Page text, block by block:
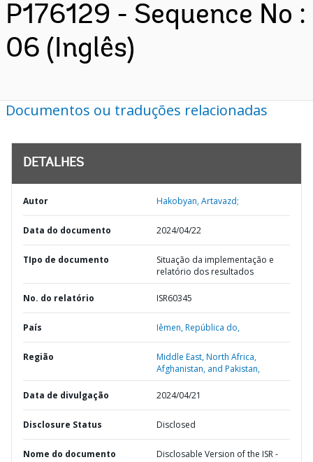
P176129 - Sequence No :
06 (Inglês)
Documentos ou traduções relacionadas
DETALHES
Autor Hakobyan, Artavazd;
Data do documento 2024/04/22
TIpo de documento
Situação da implementação e
relatório dos resultados
No. do relatório ISR60345
País Iêmen,República do,
Região
Middle East, North Africa,
Afghanistan, and Pakistan,
Data de divulgação 2024/04/21
Disclosure Status Disclosed
Nome do documento
Disclosable Version of the ISR -